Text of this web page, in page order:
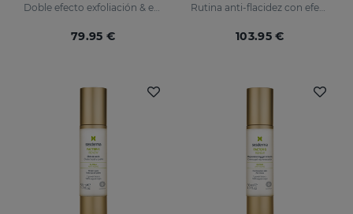
Doble efecto exfoliación & eficacia
79.95 €
Rutina anti-flacidez con efecto tensor inmediato
103.95 €